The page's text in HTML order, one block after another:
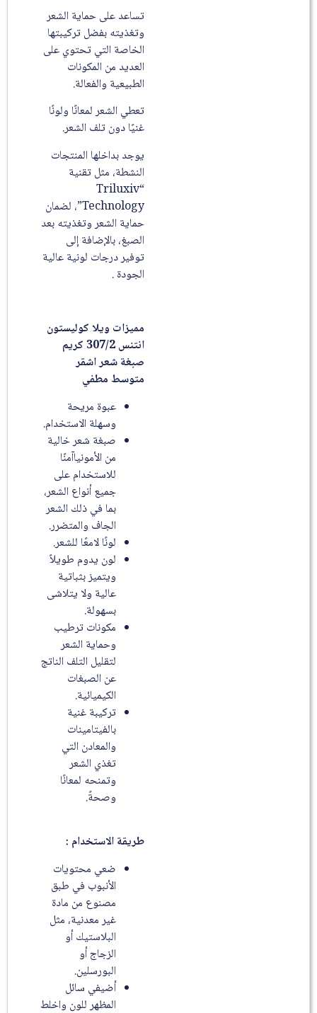
تساعد على حماية الشعر
وتغذيته بفضل تركيبتها
الخاصة التي تحتوي على
العديد من المكونات
الطبيعية والفعالة.
تعطي الشعر لمعانًا ولونًا
غنيًا دون تلف الشعر.
يوجد بداخلها المنتجات
النشطة، مثل تقنية
“Triluxiv
Technology”، لضمان
حماية الشعر وتغذيته بعد
الصبغ، بالإضافة إلى
توفير درجات لونية عالية
الجودة .
مميزات ويلا كوليستون
انتنس 307/2 كريم
صبغة شعر اشقر
متوسط مطفي
عبوة مريحة
وسهلة الاستخدام.
صبغة شعر خالية
من الأمونياآمنًا
للاستخدام على
جميع أنواع الشعر،
بما في ذلك الشعر
الجاف والمتضرر.
لونًا لامعًا للشعر.
لون يدوم طويلاً
ويتميز بثباتية
عالية ولا يتلاشى
بسهولة.
مكونات ترطيب
وحماية الشعر
لتقليل التلف الناتج
عن الصبغات
الكيميائية.
تركيبة غنية
بالفيتامينات
والمعادن التي
تغذي الشعر
وتمنحه لمعانًا
وصحةً.
طريقة الاستخدام :
ضعي محتويات
الأنبوب في طبق
مصنوع من مادة
غير معدنية، مثل
البلاستيك أو
الزجاج أو
البورسلين.
أضيفي سائل
المظهر للون واخلط